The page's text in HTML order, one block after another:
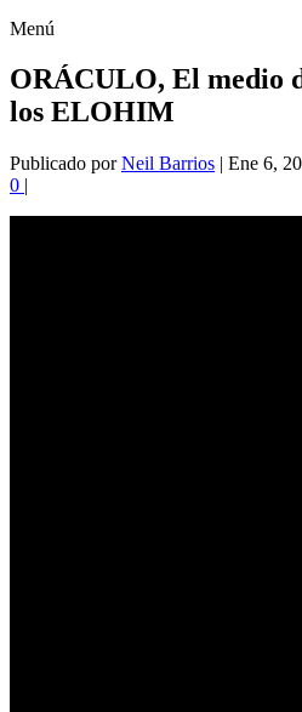
Menú
ORÁCULO, El medio
los ELOHIM
Publicado porNeil Barrios | Ene 6,
0 |